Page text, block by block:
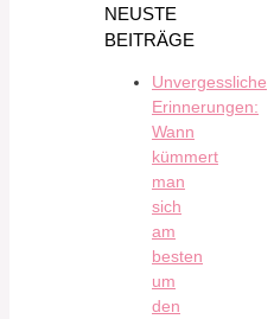
NEUSTE
BEITRÄGE
Unvergessliche
Erinnerungen:
Wann
kümmert
man
sich
am
besten
um
den